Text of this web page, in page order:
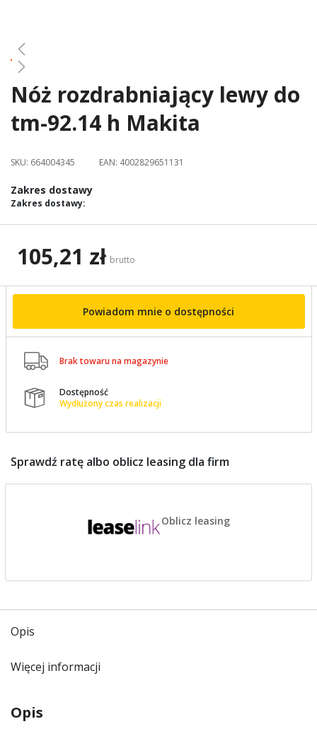
Skip
the
of
images
gallery
Nóż rozdrabniający lewy do
tm-92.14 h Makita
SKU: 664004345 EAN: 4002829651131
Zakres dostawy
Zakres dostawy:
105,21 zł brutto
Powiadom mnie o dostępności
 Brak towaru na magazynie

Dostępność
Wydłużony czas realizacji
Sprawdź ratę albo oblicz leasing dla firm
Oblicz leasing
Opis
Więcej informacji
Opis